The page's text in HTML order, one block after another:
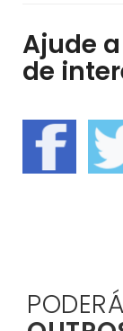
Ajude
de